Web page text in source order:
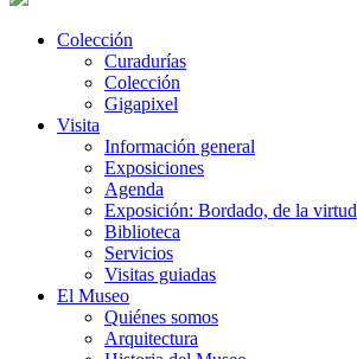
Colección
Curadurías
Colección
Gigapixel
Visita
Información general
Exposiciones
Agenda
Exposición: Bordado, de la virtud
Biblioteca
Servicios
Visitas guiadas
El Museo
Quiénes somos
Arquitectura